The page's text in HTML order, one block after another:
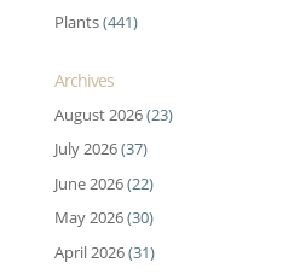
Plants(441)
Archives
August 2026(23)
July 2026(37)
June 2026(22)
May 2026(30)
April 2026(31)